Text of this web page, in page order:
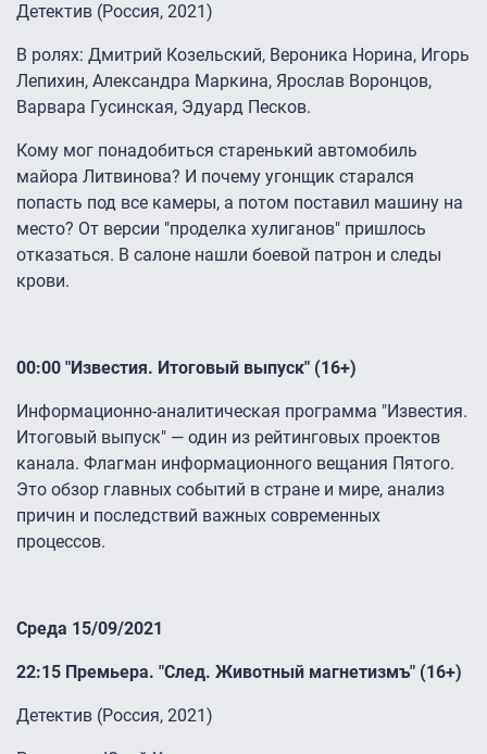
Детектив (Россия, 2021)
В ролях: Дмитрий Козельский, Вероника Норина, Игорь
Лепихин, Александра Маркина, Ярослав Воронцов,
Варвара Гусинская, Эдуард Песков.
Кому мог понадобиться старенький автомобиль
майора Литвинова? И почему угонщик старался
попасть под все камеры, а потом поставил машину на
место? От версии "проделка хулиганов" пришлось
отказаться. В салоне нашли боевой патрон и следы
крови.
00:00 "Известия. Итоговый выпуск" (16+)
Информационно-аналитическая программа "Известия.
Итоговый выпуск" — один из рейтинговых проектов
канала. Флагман информационного вещания Пятого.
Это обзор главных событий в стране и мире, анализ
причин и последствий важных современных
процессов.
Среда 15/09/2021
22:15 Премьера. "След. Животный магнетизмъ" (16+)
Детектив (Россия, 2021)